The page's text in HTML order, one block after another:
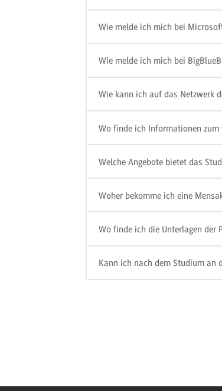
Wie melde ich mich bei
Wie melde ich mich bei
Wie kann ich auf das Netzwerk
Wo finde ich Informationen
Welche Angebote bietet das
Woher bekomme ich eine
Wo finde ich die Unterlagen der
Kann ich nach dem Studium an